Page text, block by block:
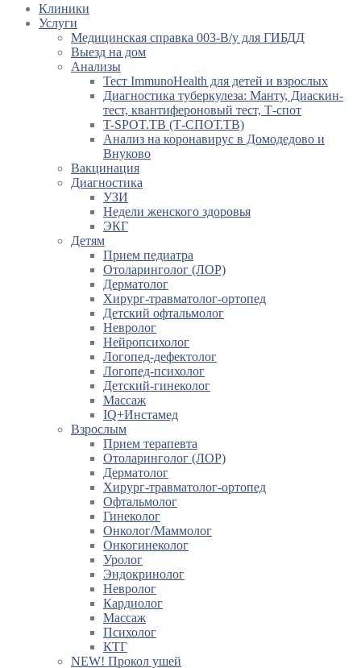
Клиники
Услуги
Медицинская справка 003-В/у для ГИБДД
Выезд на дом
Анализы
Тест ImmunoHealth для детей и взрослых
Диагностика туберкулеза: Манту, Диаскин-
тест, квантифероновый тест, Т-спот
T-SPOT.TB (Т-СПОТ.ТВ)
Анализ на коронавирус в Домодедово и
Внуково
Вакцинация
Диагностика
УЗИ
Недели женского здоровья
ЭКГ
Детям
Прием педиатра
Отоларинголог (ЛОР)
Дерматолог
Хирург-травматолог-ортопед
Детский офтальмолог
Невролог
Нейропсихолог
Логопед-дефектолог
Логопед-психолог
Детский-гинеколог
Массаж
IQ+Инстамед
Взрослым
Прием терапевта
Отоларинголог (ЛОР)
Дерматолог
Хирург-травматолог-ортопед
Офтальмолог
Гинеколог
Онколог/Маммолог
Онкогинеколог
Уролог
Эндокринолог
Невролог
Кардиолог
Массаж
Психолог
КТГ
NEW! Прокол ушей